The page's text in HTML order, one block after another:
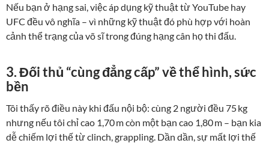
Nếu bạn ở hạng sai, việc áp dụng kỹ thuật từ YouTube hay
UFC đều vô nghĩa – vì những kỹ thuật đó phù hợp với hoàn
cảnh thể trạng của võ sĩ trong đúng hạng cân họ thi đấu.
3. Đối thủ “cùng đẳng cấp” về thể hình, sức
bền
Tôi thấy rõ điều này khi đấu nội bộ: cùng 2 người đều 75 kg
nhưng nếu tôi chỉ cao 1,70 m còn một bạn cao 1,80 m – bạn kia
dễ chiếm lợi thế từ clinch, grappling. Dần dần, sự mất lợi thế